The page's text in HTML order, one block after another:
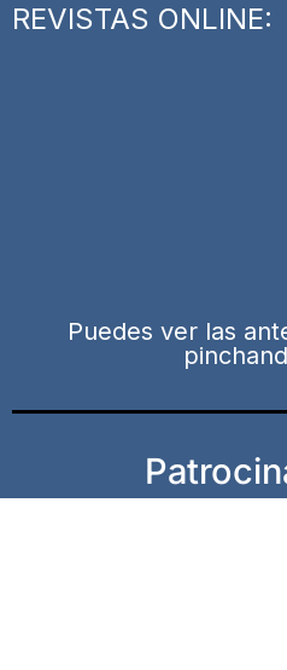
REVISTAS ONLINE:
Puedes ver las